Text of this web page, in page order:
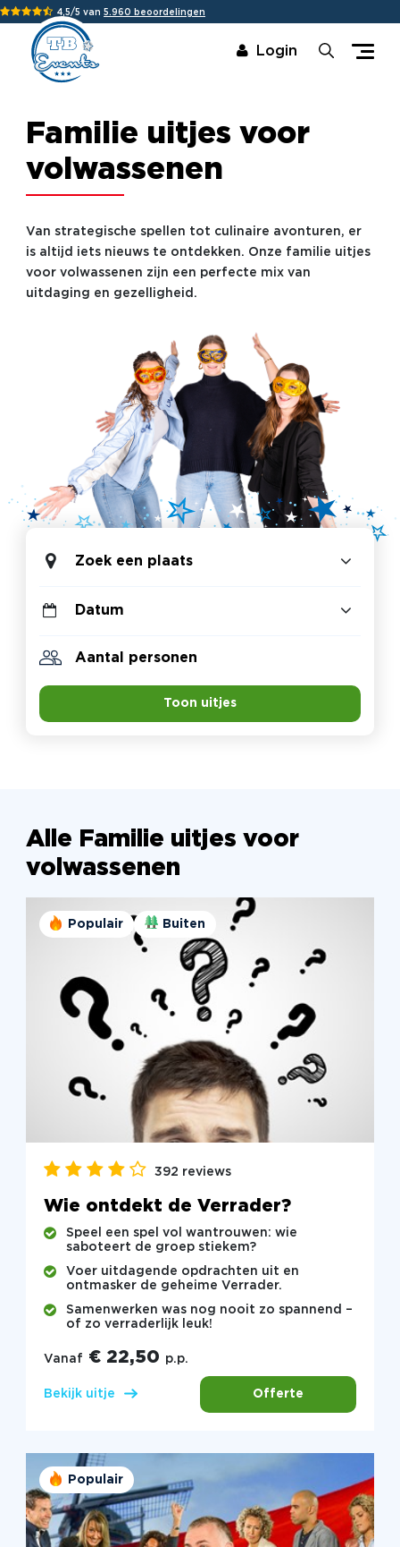
4,5/5 van 5.960 beoordelingen
Login
Familie uitjes voor
volwassenen
Van strategische spellen tot culinaire avonturen, er
is altijd iets nieuws te ontdekken. Onze familie uitjes
voor volwassenen zijn een perfecte mix van
uitdaging en gezelligheid.
Zoek een plaats
Toon uitjes
Alle Familie uitjes voor
volwassenen
Populair Buiten
392 reviews
Wie ontdekt de Verrader?
Speel een spel vol wantrouwen: wie
saboteert de groep stiekem?
Voer uitdagende opdrachten uit en
ontmasker de geheime Verrader.
Samenwerken was nog nooit zo spannend –
of zo verraderlijk leuk!
Vanaf € 22,50 p.p.
Bekijk uitje Offerte
Populair